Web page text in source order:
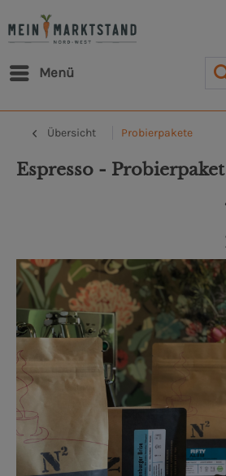
Menü
Übersicht Probierpakete
Espresso - Probierpaket